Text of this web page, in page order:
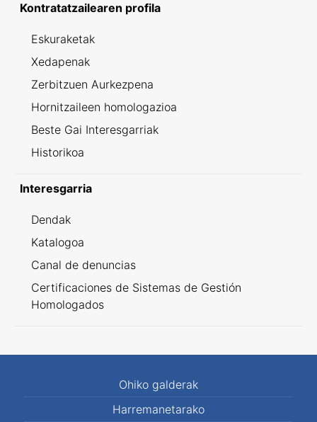
Kontratatzailearen profila
Eskuraketak
Xedapenak
Zerbitzuen Aurkezpena
Hornitzaileen homologazioa
Beste Gai Interesgarriak
Historikoa
Interesgarria
Dendak
Katalogoa
Canal de denuncias
Certificaciones de Sistemas de Gestión
Homologados
Ohiko galderak
Harremanetarako